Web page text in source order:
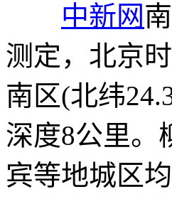
中新网
测定，北京
南区(北纬
深度8公里。
宾等地城区